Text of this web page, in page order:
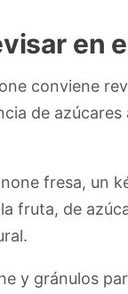
en
conviene
de
fresa, un
fruta, de
y gránulos